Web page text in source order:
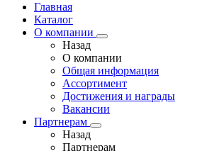
Главная
Каталог
О компании
Назад
О компании
Общая информация
Ассортимент
Достижения и награды
Вакансии
Партнерам
Назад
Партнерам